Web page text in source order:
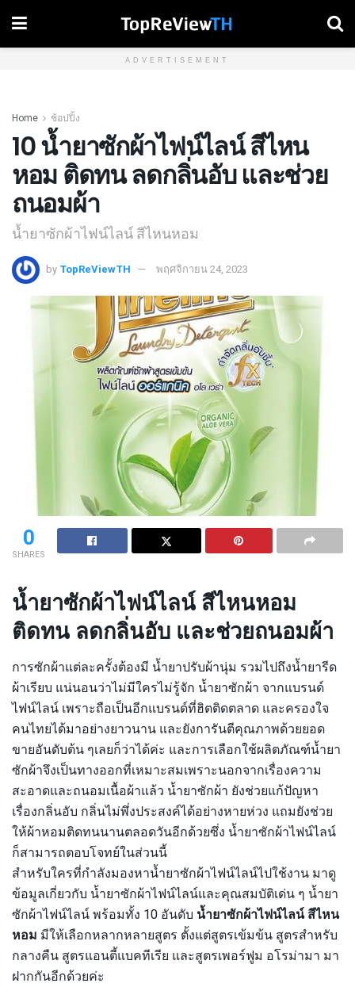
ADVERTISEMENT
Home ช้อปปิ้ง
10 น้ำยาซักผ้าไฟน์ไลน์ สีไหน
หอม ติดทน ลดกลิ่นอับ และช่วย
ถนอมผ้า
น้ำยาซักผ้าไฟน์ไลน์ สีไหนหอม
by TopReViewTH พฤศจิกายน 24, 2023
0
SHARES
น้ำยาซักผ้าไฟน์ไลน์ สีไหนหอม
ติดทน ลดกลิ่นอับ และช่วยถนอมผ้า
การซักผ้าแต่ละครั้งต้องมี น้ำยาปรับผ้านุ่ม รวมไปถึงน้ำยารีด
ผ้าเรียบ แน่นอนว่าไม่มีใครไม่รู้จัก น้ำยาซักผ้า จากแบรนด์
ไฟน์ไลน์ เพราะถือเป็นอีกแบรนด์ที่ฮิตติดตลาด และครองใจ
คนไทยได้มาอย่างยาวนาน และยังการันตีคุณภาพด้วยยอด
ขายอันดับต้น ๆเลยก็ว่าได้ค่ะ และการเลือกใช้ผลิตภัณฑ์น้ำยา
ซักผ้าจึงเป็นทางออกที่เหมาะสมเพราะนอกจากเรื่องความ
สะอาดและถนอมเนื้อผ้าแล้ว น้ำยาซักผ้า ยังช่วยแก้ปัญหา
เรื่องกลิ่นอับ กลิ่นไม่พึ่งประสงค์ได้อย่างหายห่วง แถมยังช่วย
ให้ผ้าหอมติดทนนานตลอดวันอีกด้วยซึ่ง น้ำยาซักผ้าไฟน์ไลน์
ก็สามารถตอบโจทย์ในส่วนนี้
สำหรับใครที่กำลังมองหาน้ำยาซักผ้าไฟน์ไลน์ไปใช้งาน มาดู
ข้อมูลเกี่ยวกับ น้ำยาซักผ้าไฟน์ไลน์และคุณสมบัติเด่น ๆ น้ำยา
ซักผ้าไฟน์ไลน์ พร้อมทั้ง 10 อันดับ น้ำยาซักผ้าไฟน์ไลน์ สีไหน
หอม มีให้เลือกหลากหลายสูตร ตั้งแต่สูตรเข้มข้น สูตรสำหรับ
กลางคืน สูตรแอนตี้แบคทีเรีย และสูตรเพอร์ฟูม อโรม่ามา มา
ฝากกันอีกด้วยค่ะ